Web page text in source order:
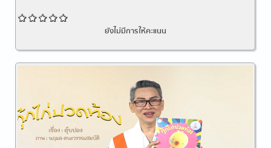
ยังไม่มีการให้คะแนน